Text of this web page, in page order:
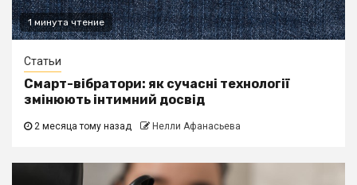
1 минута чтение
Статьи
Смарт-вібратори: як сучасні технології
змінюють інтимний досвід
2 месяца тому назад Нелли Афанасьева